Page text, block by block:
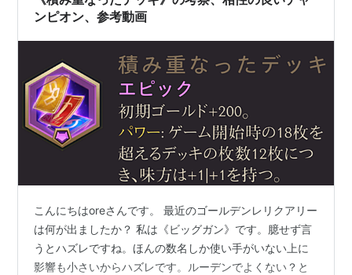
ンピオン、参考動画
こんにちはoreさんです。 最近のゴールデンレリクアリー
は何が出ましたか？ 私は《ビッグガン》です。臆せず言
うとハズレですね。ほんの数名しか使い手がいない上に
影響も小さいからハズレです。ルーデンでよくない？と